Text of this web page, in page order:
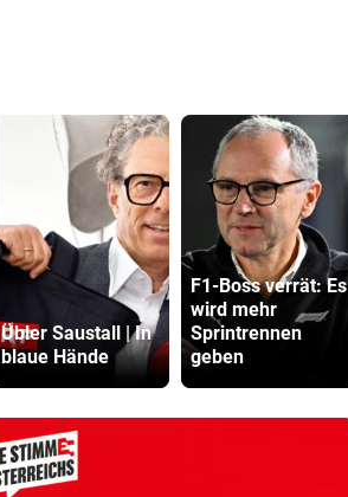
Übler Saustall | In
blaue Hände
F1-Boss verrät: Es
wird mehr
Sprintrennen
geben